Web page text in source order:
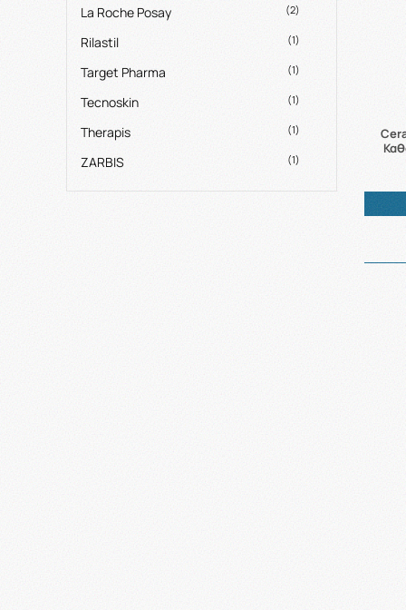
La Roche Posay (2)
Rilastil (1)
Target Pharma (1)
Tecnoskin (1)
Therapis (1)
ZARBIS (1)